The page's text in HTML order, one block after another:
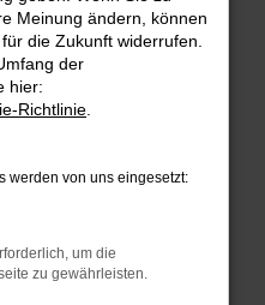
ERROR
dir helfen können:
UND DEINE
Meinung ändern, können
die Zukunft widerrufen.
der
hier:
Richtlinie
werden von uns eingesetzt:
um die
zu gewährleisten.